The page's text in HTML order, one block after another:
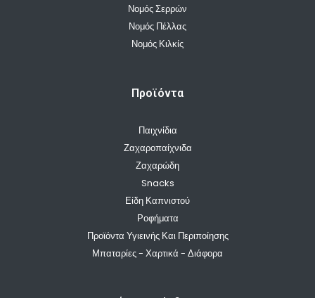
Νομός Σερρών
Νομός Πέλλας
Νομός Κιλκίς
Προϊόντα
Παιχνίδια
Ζαχαροπαίχνιδα
Ζαχαρώδη
Snacks
Είδη Καπνιστού
Ροφήματα
Προϊόντα Υγιεινής Και Περιποίησης
Μπαταρίες - Χαρτικά - Διάφορα